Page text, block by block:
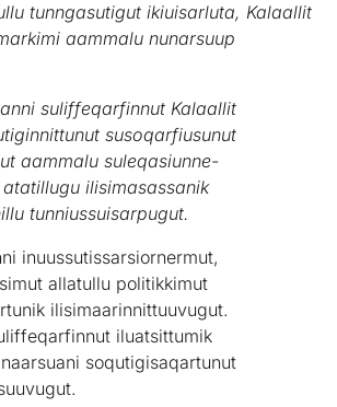
tunngasutigut ikiuisarluta, Kalaallit
aammalu nunarsuup
suliffeqarfinnut Kalaallit
susoqarfiusunut
aammalu suleqasiunne-
ilisimasassanik
tunniussuisarpugut.
inuussutissarsiornermut,
allatullu politikkimut
ilisimaarinnittuuvugut.
iluatsittumik
soqutigisaqartunut